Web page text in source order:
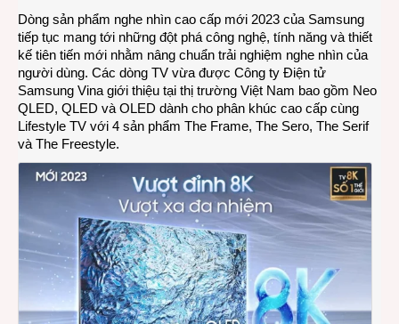
thiệu
sản
Dòng sản phẩm nghe nhìn cao cấp mới 2023 của Samsung
tiếp tục mang tới những đột phá công nghệ, tính năng và thiết
kế tiên tiến mới nhằm nâng chuẩn trải nghiệm nghe nhìn của
người dùng. Các dòng TV vừa được Công ty Điện tử
Samsung Vina giới thiệu tại thị trường Việt Nam bao gồm Neo
QLED, QLED và OLED dành cho phân khúc cao cấp cùng
Lifestyle TV với 4 sản phẩm The Frame, The Sero, The Serif
và The Freestyle.